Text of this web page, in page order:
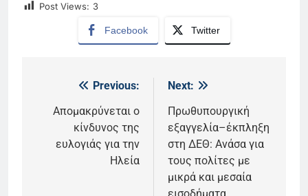
Post Views: 3
Facebook Twitter
Πλοήγηση
άρθρων
Previous:
Απομακρύνεται ο
κίνδυνος της
ευλογιάς για την
Ηλεία
Next:
Πρωθυπουργική
εξαγγελία–έκπληξη
στη ΔΕΘ: Ανάσα για
τους πολίτες με
μικρά και μεσαία